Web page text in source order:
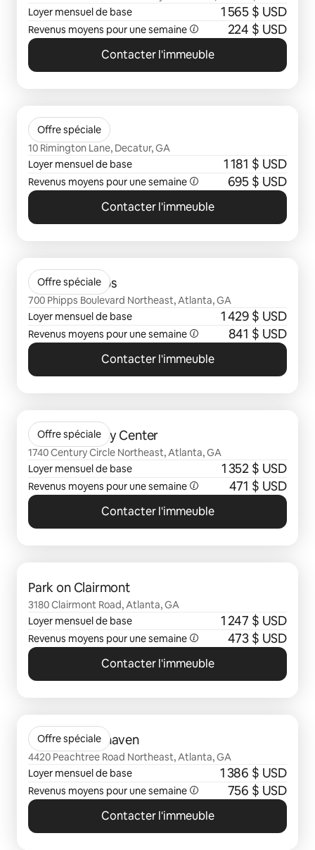
Loyer mensuel de base
1 565 $ USD
Revenus moyens pour une semaine 224 $ USD
Contacter l'immeuble
Offre spéciale
The Clarion
10 Rimington Lane, Decatur, GA
Loyer mensuel de base
1 181 $ USD
Revenus moyens pour une semaine 695 $ USD
Contacter l'immeuble
Offre spéciale
Camden Phipps
700 Phipps Boulevard Northeast, Atlanta, GA
Loyer mensuel de base
1 429 $ USD
Revenus moyens pour une semaine 841 $ USD
Contacter l'immeuble
Offre spéciale
Gables Century Center
1740 Century Circle Northeast, Atlanta, GA
Loyer mensuel de base
1 352 $ USD
Revenus moyens pour une semaine 471 $ USD
Contacter l'immeuble
Park on Clairmont
3180 Clairmont Road, Atlanta, GA
Loyer mensuel de base
1 247 $ USD
Revenus moyens pour une semaine 473 $ USD
Contacter l'immeuble
Offre spéciale
Gables Brookhaven
4420 Peachtree Road Northeast, Atlanta, GA
Loyer mensuel de base
1 386 $ USD
Revenus moyens pour une semaine 756 $ USD
Contacter l'immeuble